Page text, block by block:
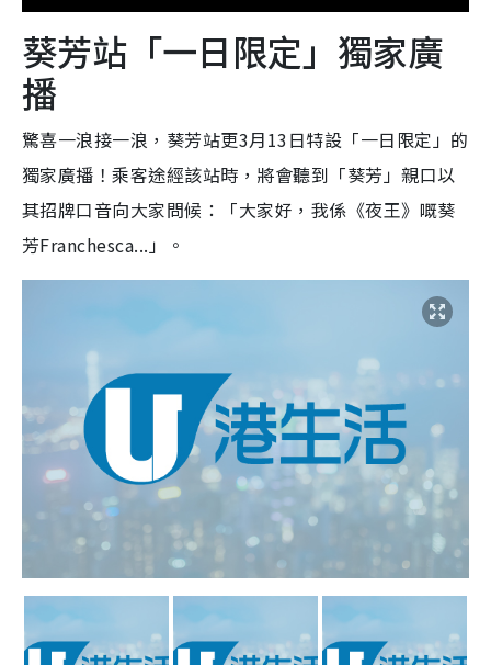
葵芳站「一日限定」獨家廣
播
驚喜一浪接一浪，葵芳站更3月13日特設「一日限定」的
獨家廣播！乘客途經該站時，將會聽到「葵芳」親口以
其招牌口音向大家問候：「大家好，我係《夜王》嘅葵
芳Franchesca...」。